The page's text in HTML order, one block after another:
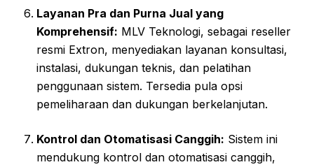
Layanan Pra dan Purna Jual yang
Komprehensif: MLV Teknologi, sebagai reseller
resmi Extron, menyediakan layanan konsultasi,
instalasi, dukungan teknis, dan pelatihan
penggunaan sistem. Tersedia pula opsi
pemeliharaan dan dukungan berkelanjutan.
Kontrol dan Otomatisasi Canggih: Sistem ini
mendukung kontrol dan otomatisasi canggih,